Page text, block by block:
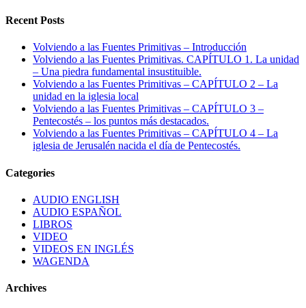
Recent Posts
Volviendo a las Fuentes Primitivas – Introducción
Volviendo a las Fuentes Primitivas. CAPÍTULO 1. La unidad
– Una piedra fundamental insustituible.
Volviendo a las Fuentes Primitivas – CAPÍTULO 2 – La
unidad en la iglesia local
Volviendo a las Fuentes Primitivas – CAPÍTULO 3 –
Pentecostés – los puntos más destacados.
Volviendo a las Fuentes Primitivas – CAPÍTULO 4 – La
iglesia de Jerusalén nacida el día de Pentecostés.
Categories
AUDIO ENGLISH
AUDIO ESPAÑOL
LIBROS
VIDEO
VIDEOS EN INGLÉS
WAGENDA
Archives